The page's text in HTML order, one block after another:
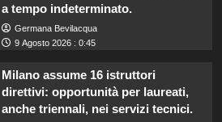
a tempo indeterminato.
Germana Bevilacqua
9 Agosto 2026 : 0:45
Milano assume 16 istruttori
direttivi: opportunità per laureati,
anche triennali, nei servizi tecnici.